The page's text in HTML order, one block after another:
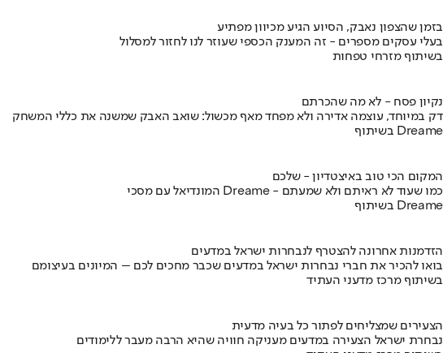
בזמן שהצפון נאבק, הסיוע הגיע מכיוון מפתיע
בעלי עסקים מספרים - זה המענק הכספי שעוזר לנו לחזור למסלול
בשיתוף מזרחי טפחות
נקיון פסח - לא מה שהכרתם
דק במיוחד, עוצמה אדירה ולא מפחד מאף מכשול: שואב האבק שמשנה את כללי המשחק
בשיתוף Dreame
המקום הכי טוב באיצטדיון - שלכם
המונדיאל עם מסכי Dreame - כמו שעוד לא ראיתם ולא שמעתם
בשיתוף Dreame
הזדמנות אחרונה להצטרף לנבחרות ישראל במדעים
בואו להכיר את חברי נבחרות ישראל במדעים שכבר מחכים לכם – המיונים בעיצומם
בשיתוף מרכז מדעני העתיד
הצעירים שמצליחים לפתור כל בעיה מדעית
נבחרת ישראל הצעירה במדעים מעניקה חוויה שהיא הרבה מעבר ללימודים